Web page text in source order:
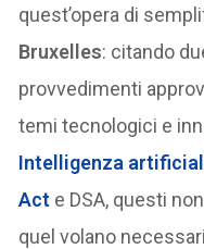
quest’opera di
Bruxelles: citando
provvedimenti
temi tecnologici e
Intelligenza
Act e DSA, questi
quel volano